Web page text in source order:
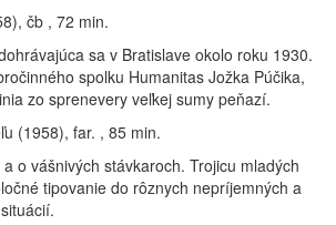
čb , 72 min.
sa v Bratislave okolo roku 1930.
spolku Humanitas Jožka Púčika,
zo sprenevery veľkej sumy peňazí.
(1958), far. , 85 min.
o vášnivých stávkaroch. Trojicu mladých
tipovanie do rôznych nepríjemných a